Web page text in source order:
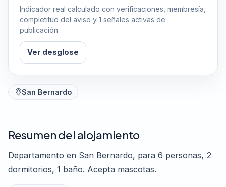
Indicador real calculado con verificaciones, membresía,
completitud del aviso y 1 señales activas de
publicación.
Ver desglose
San Bernardo
Resumen del alojamiento
Departamento en San Bernardo, para 6 personas, 2
dormitorios, 1 baño. Acepta mascotas.